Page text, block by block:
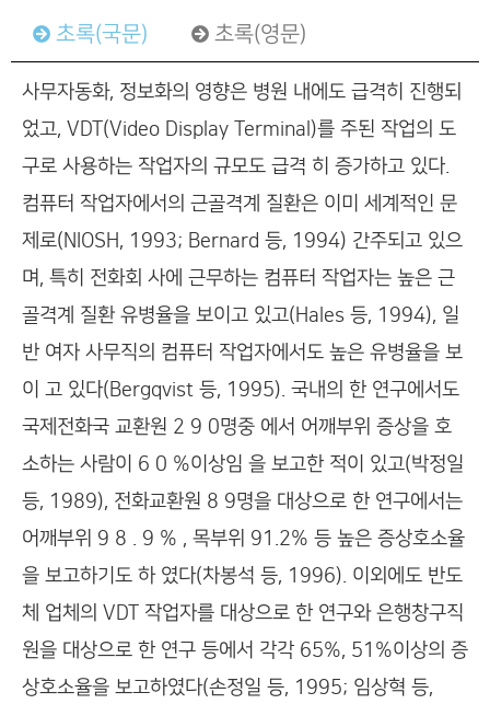
초록(국문) 초록(영문)
사무자동화, 정보화의 영향은 병원 내에도 급격히 진행되
었고, VDT(Video Display Terminal)를 주된 작업의 도
구로 사용하는 작업자의 규모도 급격 히 증가하고 있다.
컴퓨터 작업자에서의 근골격계 질환은 이미 세계적인 문
제로(NIOSH, 1993; Bernard 등, 1994) 간주되고 있으
며, 특히 전화회 사에 근무하는 컴퓨터 작업자는 높은 근
골격계 질환 유병율을 보이고 있고(Hales 등, 1994), 일
반 여자 사무직의 컴퓨터 작업자에서도 높은 유병율을 보
이 고 있다(Bergqvist 등, 1995). 국내의 한 연구에서도
국제전화국 교환원 2 9 0명중 에서 어깨부위 증상을 호
소하는 사람이 6 0 %이상임 을 보고한 적이 있고(박정일
등, 1989), 전화교환원 8 9명을 대상으로 한 연구에서는
어깨부위 9 8 . 9 % , 목부위 91.2% 등 높은 증상호소율
을 보고하기도 하 였다(차봉석 등, 1996). 이외에도 반도
체 업체의 VDT 작업자를 대상으로 한 연구와 은행창구직
원을 대상으로 한 연구 등에서 각각 65%, 51%이상의 증
상호소율을 보고하였다(손정일 등, 1995; 임상혁 등,